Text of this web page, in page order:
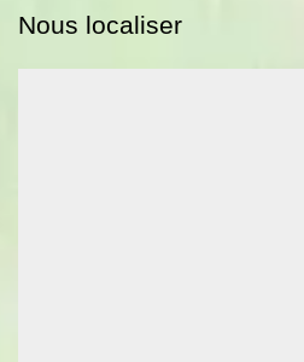
Nous localiser